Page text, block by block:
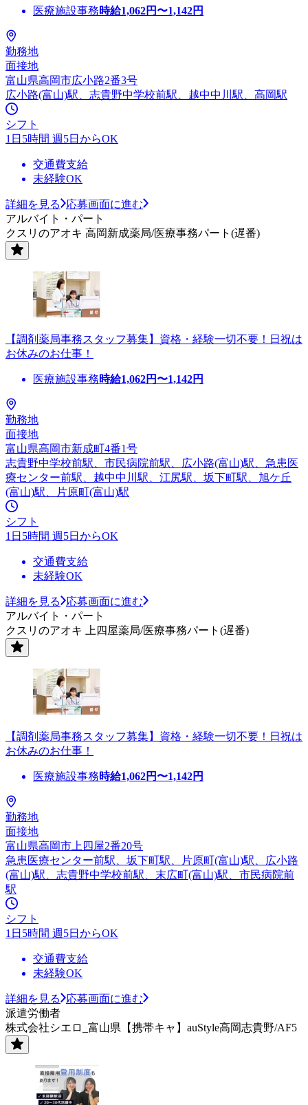
医療施設事務時給1,062円〜1,142円
勤務地
面接地
富山県高岡市広小路2番3号
広小路(富山)駅、志貴野中学校前駅、越中中川駅、高岡駅
シフト
1日5時間 週5日からOK
交通費支給
未経験OK
詳細を見る
応募画面に進む
アルバイト・パート
クスリのアオキ 高岡新成薬局/医療事務パート(遅番)
【調剤薬局事務スタッフ募集】資格・経験一切不要！日祝は
お休みのお仕事！
医療施設事務時給1,062円〜1,142円
勤務地
面接地
富山県高岡市新成町4番1号
志貴野中学校前駅、市民病院前駅、広小路(富山)駅、急患医
療センター前駅、越中中川駅、江尻駅、坂下町駅、旭ケ丘
(富山)駅、片原町(富山)駅
シフト
1日5時間 週5日からOK
交通費支給
未経験OK
詳細を見る
応募画面に進む
アルバイト・パート
クスリのアオキ 上四屋薬局/医療事務パート(遅番)
【調剤薬局事務スタッフ募集】資格・経験一切不要！日祝は
お休みのお仕事！
医療施設事務時給1,062円〜1,142円
勤務地
面接地
富山県高岡市上四屋2番20号
急患医療センター前駅、坂下町駅、片原町(富山)駅、広小路
(富山)駅、志貴野中学校前駅、末広町(富山)駅、市民病院前
駅
シフト
1日5時間 週5日からOK
交通費支給
未経験OK
詳細を見る
応募画面に進む
派遣労働者
株式会社シエロ_富山県【携帯キャ】auStyle高岡志貴野/AF5